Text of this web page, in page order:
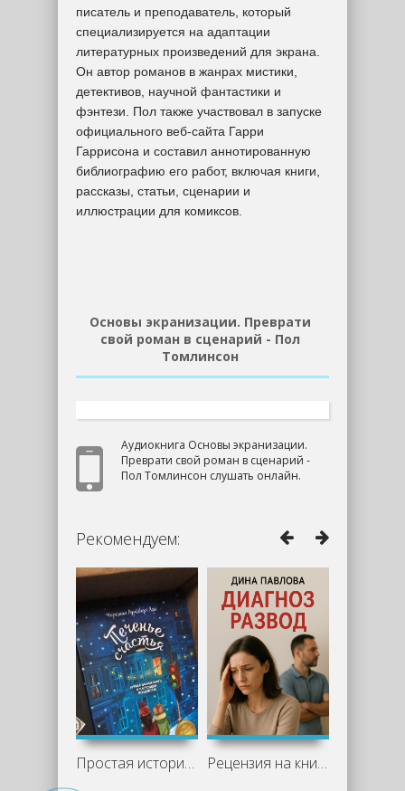
писатель и преподаватель, который
специализируется на адаптации
литературных произведений для экрана.
Он автор романов в жанрах мистики,
детективов, научной фантастики и
фэнтези. Пол также участвовал в запуске
официального веб-сайта Гарри
Гаррисона и составил аннотированную
библиографию его работ, включая книги,
рассказы, статьи, сценарии и
иллюстрации для комиксов.
Основы экранизации. Преврати
свой роман в сценарий - Пол
Томлинсон
Аудиокнига Основы экранизации.
Преврати свой роман в сценарий -
Пол Томлинсон слушать онлайн.
Рекомендуем:
Простая история со вкусом ванили и тепла Рецензия на книгу "Диагноз развод" -